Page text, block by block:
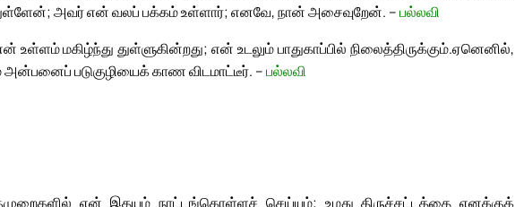
அவர் என் வலப் பக்கம் உள்ளார்; எனவே, நான் அசைவுறேன். –பல்லவி
மகிழ்ந்து துள்ளுகின்றது; என் உடலும் பாதுகாப்பில் நிலைத்திருக்கும்.ஏனெனில்,
அன்பனைப் படுகுழியைக் காண விடமாட்டீர். –பல்லவி
என் இதயம் நாட்டங்கொள்ளச் செய்யும்; உமது திருச்சட்டத்தை எனக்குக்